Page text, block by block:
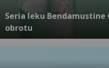
Seria leku
obrotu